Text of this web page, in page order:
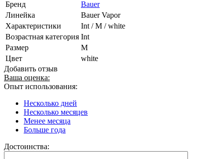
Бренд
Bauer
Линейка
Bauer Vapor
Характеристики
Int / M / white
Возрастная категория Int
Размер
M
Цвет
white
Добавить отзыв
Ваша оценка:
Опыт использования:
Несколько дней
Несколько месяцев
Менее месяца
Больше года
Достоинства: